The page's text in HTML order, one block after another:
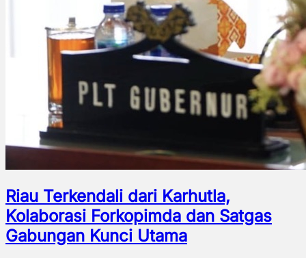
Riau Terkendali dari Karhutla,
Kolaborasi Forkopimda dan Satgas
Gabungan Kunci Utama